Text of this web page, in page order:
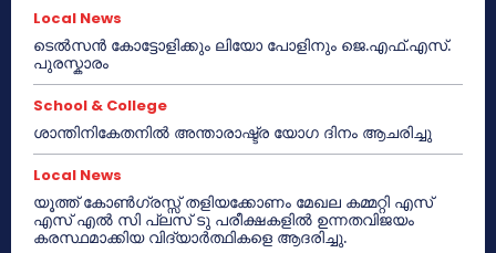
Local News
ടെൽസൻ കോട്ടോളിക്കും ലിയോ പോളിനും ജെ.എഫ്.എസ്.
പുരസ്കാരം
School & College
ശാന്തിനികേതനിൽ അന്താരാഷ്ട്ര യോഗ ദിനം ആചരിച്ചു
Local News
യൂത്ത് കോൺഗ്രസ്സ് തളിയക്കോണം മേഖല കമ്മറ്റി എസ്
എസ് എൽ സി പ്ലസ് ടു പരീക്ഷകളിൽ ഉന്നതവിജയം
കരസ്ഥമാക്കിയ വിദ്യാർത്ഥികളെ ആദരിച്ചു.